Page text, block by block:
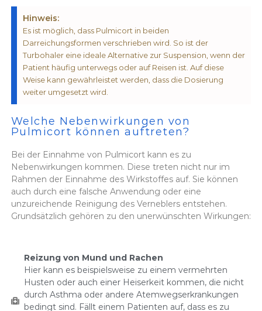
Hinweis:
Es ist möglich, dass Pulmicort in beiden
Darreichungsformen verschrieben wird. So ist der
Turbohaler eine ideale Alternative zur Suspension, wenn der
Patient häufig unterwegs oder auf Reisen ist. Auf diese
Weise kann gewährleistet werden, dass die Dosierung
weiter umgesetzt wird.
Welche Nebenwirkungen von
Pulmicort können auftreten?
Bei der Einnahme von Pulmicort kann es zu
Nebenwirkungen kommen. Diese treten nicht nur im
Rahmen der Einnahme des Wirkstoffes auf. Sie können
auch durch eine falsche Anwendung oder eine
unzureichende Reinigung des Verneblers entstehen.
Grundsätzlich gehören zu den unerwünschten Wirkungen:
Reizung von Mund und Rachen
Hier kann es beispielsweise zu einem vermehrten
Husten oder auch einer Heiserkeit kommen, die nicht
durch Asthma oder andere Atemwegserkrankungen
bedingt sind. Fällt einem Patienten auf, dass es zu